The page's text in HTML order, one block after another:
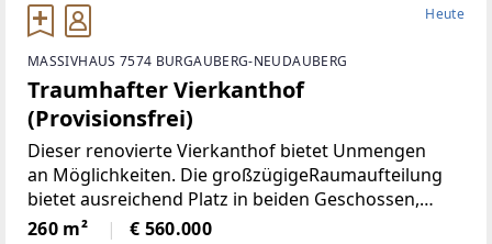
Heute
MASSIVHAUS 7574 BURGAUBERG-NEUDAUBERG
Traumhafter Vierkanthof
(Provisionsfrei)
Dieser renovierte Vierkanthof bietet Unmengen
an Möglichkeiten. Die großzügigeRaumaufteilung
bietet ausreichend Platz in beiden Geschossen,
neben 5Schlafräumen, gibt es ein Wohnzimmer mit
260 m² € 560.000